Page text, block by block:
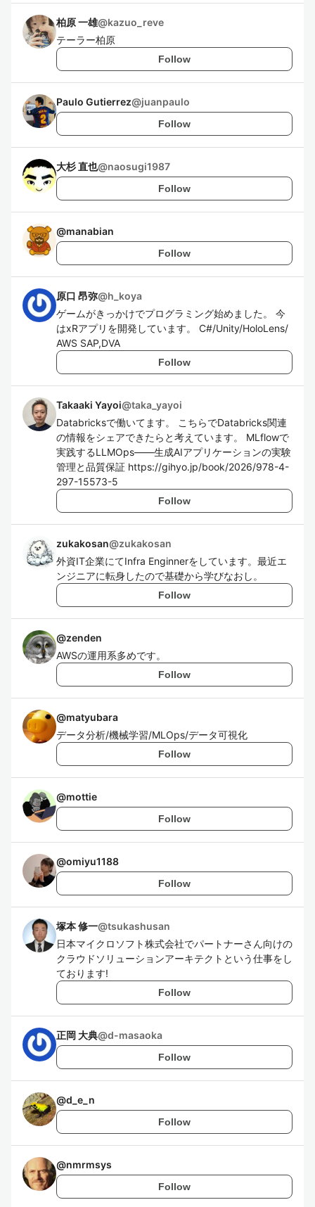
柏原 一雄@kazuo_reve
テーラー柏原
Follow
Paulo Gutierrez@juanpaulo
Follow
大杉 直也@naosugi1987
Follow
@manabian
Follow
原口 昂弥@h_koya
ゲームがきっかけでプログラミング始めました。 今
はxRアプリを開発しています。 C#/Unity/HoloLens/
AWS SAP,DVA
Follow
Takaaki Yayoi@taka_yayoi
Databricksで働いてます。 こちらでDatabricks関連
の情報をシェアできたらと考えています。 MLflowで
実践するLLMOps―⁠―生成AIアプリケーションの実験
管理と品質保証 https://gihyo.jp/book/2026/978-4-
297-15573-5
Follow
zukakosan@zukakosan
外資IT企業にてInfra Enginnerをしています。最近エ
ンジニアに転身したので基礎から学びなおし。
Follow
@zenden
AWSの運用系多めです。
Follow
@matyubara
データ分析/機械学習/MLOps/データ可視化
Follow
@mottie
Follow
@omiyu1188
Follow
塚本 修一@tsukashusan
日本マイクロソフト株式会社でパートナーさん向けの
クラウドソリューションアーキテクトという仕事をし
ております!
Follow
正岡 大典@d-masaoka
Follow
@d_e_n
Follow
@nmrmsys
Follow